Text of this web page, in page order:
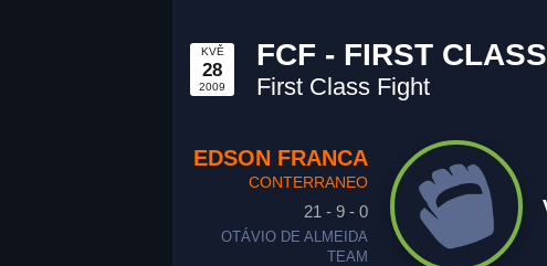
KVĚ
28
2009
FCF - FIRST
First Class Fight
EDSON FRANCA
CONTERRANEO
21 - 9 - 0
OTÁVIO DE ALMEIDA
TEAM